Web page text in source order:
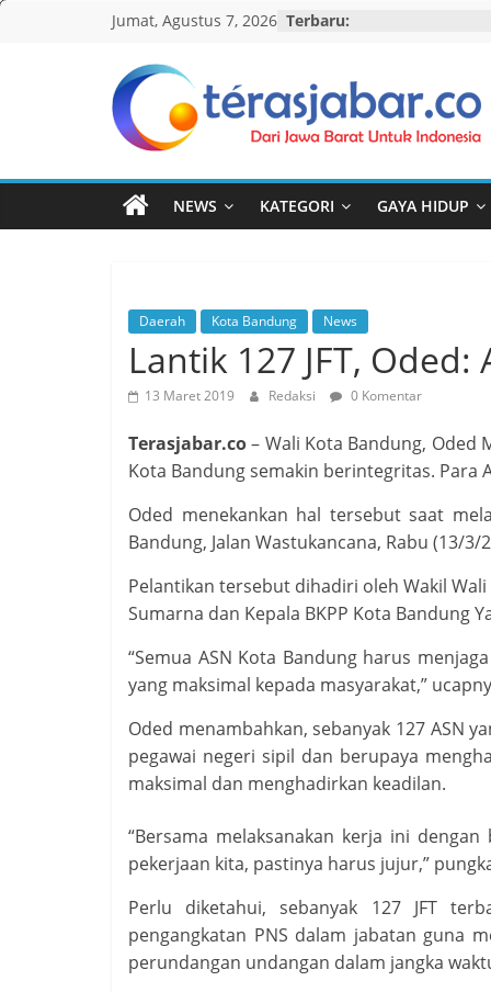
Skip
Jumat, Agustus 7, 2026 Terbaru:
Teras
Jabar
NEWS KATEGORI GAYA HIDUP
Daerah Kota Bandung News
Lantik 127 JFT,
13 Maret 2019 Redaksi 0 Komentar
Terasjabar.co– Wali Kota Bandung, Oded
Kota Bandung semakin berintegritas. Para
Oded menekankan hal tersebut saat
Bandung, Jalan Wastukancana, Rabu (13/3/
Pelantikan tersebut dihadiri oleh Wakil
Sumarna dan Kepala BKPP Kota Bandung
“Semua ASN Kota Bandung harus
yang maksimal kepada masyarakat,”
Oded menambahkan, sebanyak 127 ASN
pegawai negeri sipil dan berupaya
maksimal dan menghadirkan keadilan.
“Bersama melaksanakan kerja ini
pekerjaan kita, pastinya harus jujur,”
Perlu diketahui, sebanyak 127 JFT
pengangkatan PNS dalam jabatan guna
perundangan undangan dalam jangka